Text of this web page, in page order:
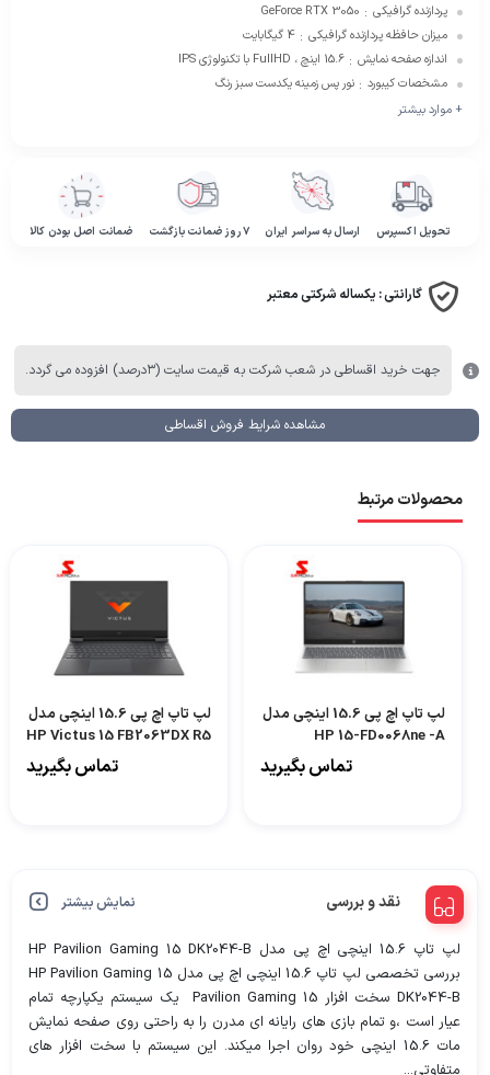
پردازنده گرافیکی :
GeForce RTX 3050
میزان حافظه پردازنده گرافیکی : 4 گیگابایت
اندازه صفحه نمایش : 15.6 اینچ ، FullHD با تکنولوژی IPS
مشخصات کیبورد : نور پس زمینه یکدست سبز رنگ
+ موارد بیشتر
تحویل اکسپرس ارسال به سراسر ایران ۷ روز ضمانت بازگشت ضمانت اصل بودن کالا
گارانتی : یکساله شرکتی معتبر
جهت خرید اقساطی در شعب شرکت به قیمت سایت (۳درصد) افزوده می گردد.
مشاهده شرایط فروش اقساطی
محصولات مرتبط
لپ تاپ اچ پی 15.6 اینچی مدل
HP 15-FD0068ne -A
تماس بگیرید
لپ تاپ اچ پی 15.6 اینچی مدل
HP Victus 15 FB2063DX R5
7535HS 8GB 512GBتماس بگیرید
نقد و بررسی نمایش بیشتر
لپ تاپ 15.6 اینچی اچ پی مدل HP Pavilion Gaming 15 DK2044-B
بررسی تخصصی لپ تاپ 15.6 اینچی اچ پی مدل HP Pavilion Gaming 15
DK2044-B سخت افزار Pavilion Gaming 15 یک سیستم یکپارچه تمام
عیار است ،و تمام بازی های رایانه ای مدرن را به راحتی روی صفحه نمایش
مات 15.6 اینچی خود روان اجرا میکند. این سیستم با سخت افزار های
متفاوتی...